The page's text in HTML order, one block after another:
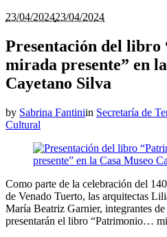
23/04/202423/04/2024
Presentación del
mirada presente” en
Cayetano Silva
by Sabrina Fantiniin Secretaría de
Cultural
Como parte de la celebración del
de Venado Tuerto, las arquitectas
María Beatriz Garnier, integrantes
presentarán el libro “Patrimonio…